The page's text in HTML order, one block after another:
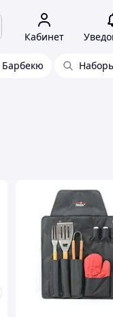
Кабинет
Барбекю